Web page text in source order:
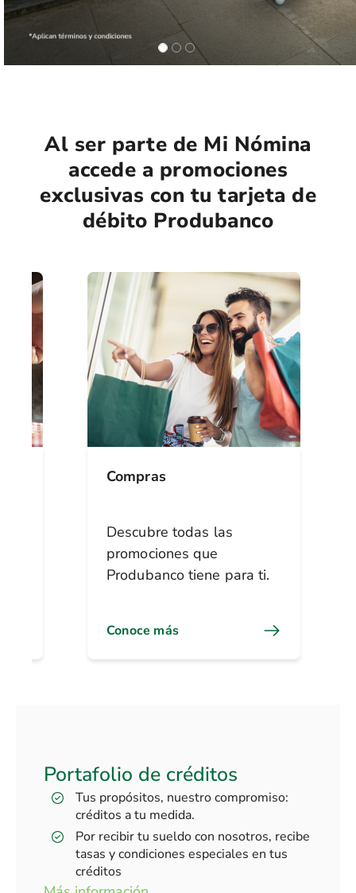
Al ser parte de Mi Nómina
accede a promociones
exclusivas con tu tarjeta de
débito Produbanco
Compras
Descubre todas las
promociones que
Produbanco tiene para ti.
Conoce más
Portafolio de créditos
Tus propósitos, nuestro compromiso:
créditos a tu medida.
Por recibir tu sueldo con nosotros, recibe
tasas y condiciones especiales en tus
créditos